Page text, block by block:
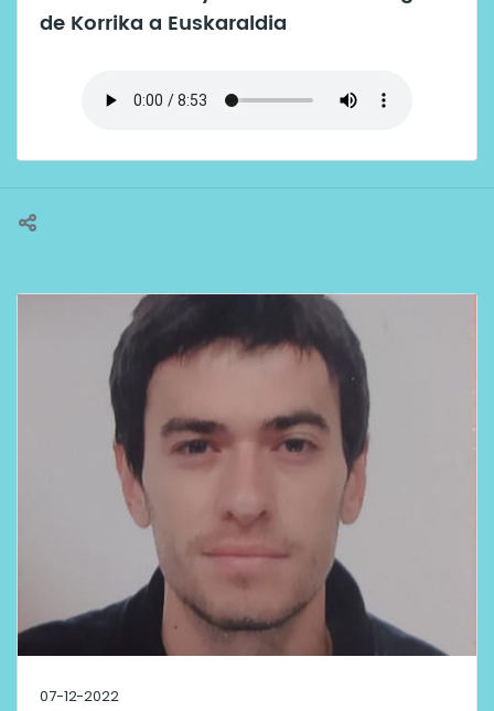
de Korrika a Euskaraldia
07-12-2022